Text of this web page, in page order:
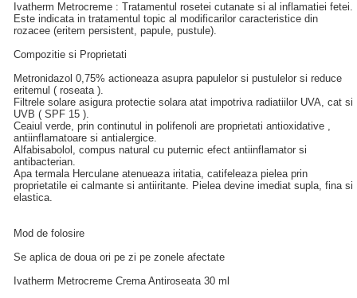
Ivatherm Metrocreme : Tratamentul rosetei cutanate si al inflamatiei fetei.
Este indicata in tratamentul topic al modificarilor caracteristice din
rozacee (eritem persistent, papule, pustule).
Compozitie si Proprietati
Metronidazol 0,75% actioneaza asupra papulelor si pustulelor si reduce
eritemul ( roseata ).
Filtrele solare asigura protectie solara atat impotriva radiatiilor UVA, cat si
UVB ( SPF 15 ).
Ceaiul verde, prin continutul in polifenoli are proprietati antioxidative ,
antiinflamatoare si antialergice.
Alfabisabolol, compus natural cu puternic efect antiinflamator si
antibacterian.
Apa termala Herculane atenueaza iritatia, catifeleaza pielea prin
proprietatile ei calmante si antiiritante. Pielea devine imediat supla, fina si
elastica.
Mod de folosire
Se aplica de doua ori pe zi pe zonele afectate
Ivatherm Metrocreme Crema Antiroseata 30 ml